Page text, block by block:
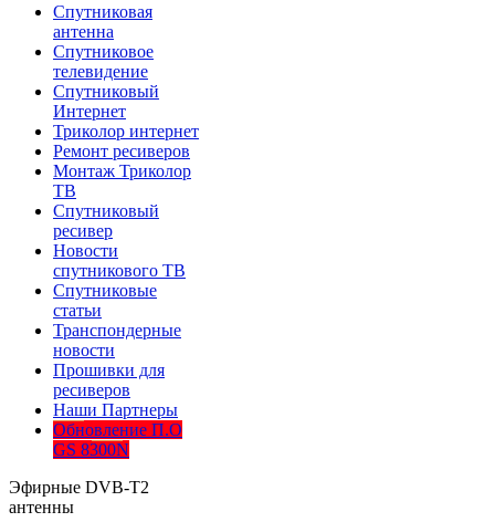
Спутниковая
антенна
Спутниковое
телевидение
Спутниковый
Интернет
Триколор интернет
Ремонт ресиверов
Монтаж Триколор
ТВ
Спутниковый
ресивер
Новости
спутникового ТВ
Спутниковые
статьи
Транспондерные
новости
Прошивки для
ресиверов
Наши Партнеры
Обновление П.О
GS 8300N
Эфирные DVB-T2
антенны